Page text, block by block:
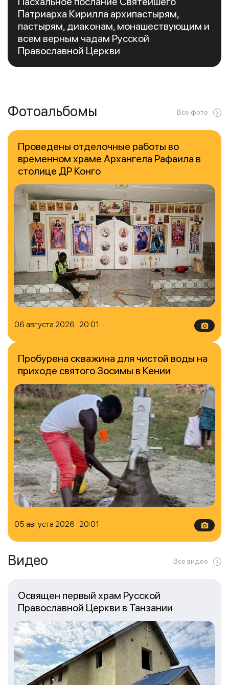
Патриарха Кирилла архипастырям,
пастырям, диаконам, монашествующим и
всем верным чадам Русской
Православной Церкви
Фотоальбомы Все фото
06 августа 2026 20:01
Проведены отделочные работы во
временном храме Архангела Рафаила в
столице ДР Конго
05 августа 2026 20:01
Пробурена скважина для чистой воды на
приходе святого Зосимы в Кении
Видео Все видео
Освящен первый храм Русской
Православной Церкви в Танзании